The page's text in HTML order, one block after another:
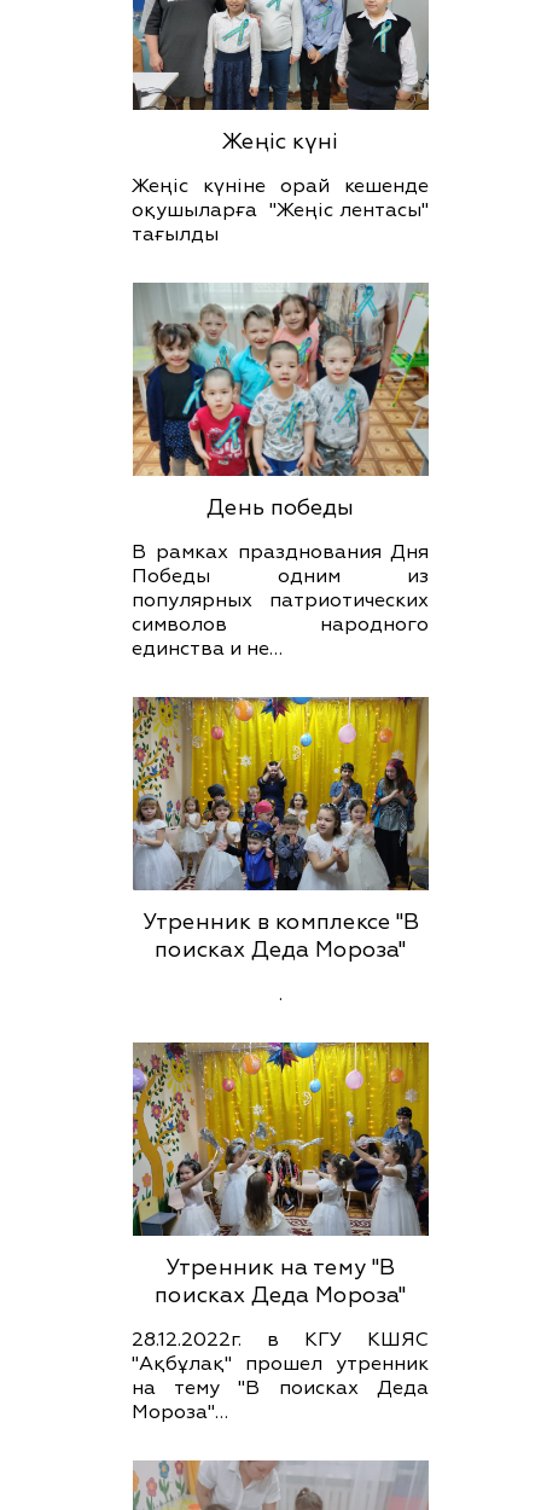
Жеңіс күні
Жеңіс күніне орай кешенде
оқушыларға "Жеңіс лентасы"
тағылды
День победы
В рамках празднования Дня
Победы одним из
популярных патриотических
символов народного
единства и не…
Утренник в комплексе "В
поисках Деда Мороза"
.
Утренник на тему "В
поисках Деда Мороза"
28.12.2022г. в КГУ КШЯС
"Ақбұлақ" прошел утренник
на тему "В поисках Деда
Мороза"…